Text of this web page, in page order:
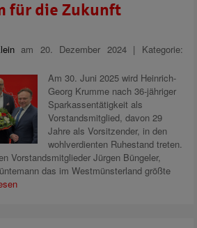
für die Zukunft
am 20. Dezember 2024 | Kategorie:
Am 30. Juni 2025 wird Heinrich-
Georg Krumme nach 36-jähriger
Sparkassentätigkeit als
Vorstandsmitglied, davon 29
Jahre als Vorsitzender, in den
wohlverdienten Ruhestand treten.
Vorstandsmitglieder Jürgen Büngeler,
das im Westmünsterland größte